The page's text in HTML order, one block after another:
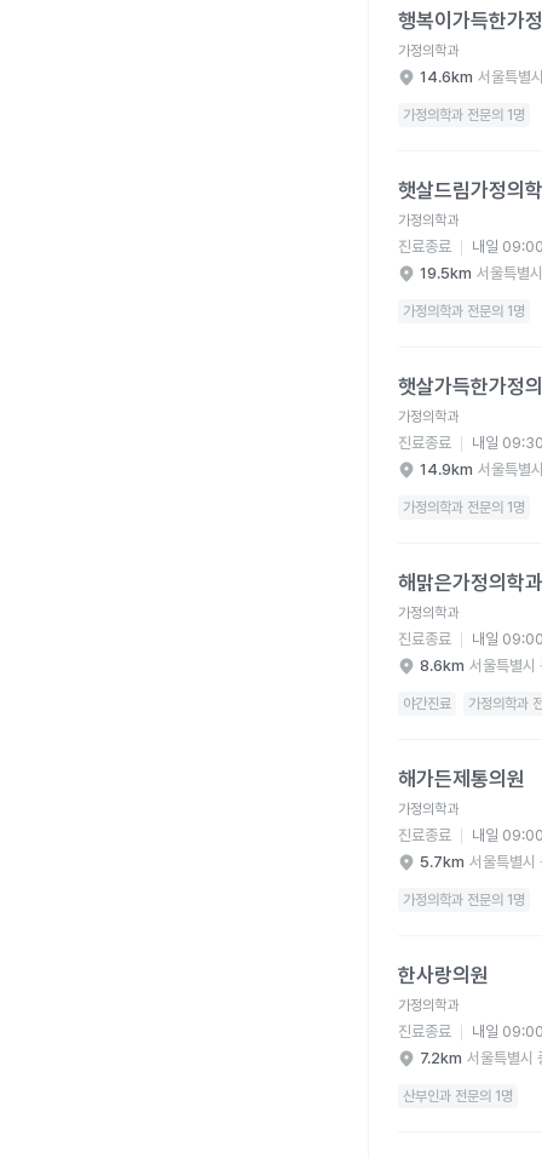
행복이가득한가
가정의학과
14.6km 서울특별
가정의학과 전문의 1명
햇살드림가정의
가정의학과
진료종료
내일
19.5km 서울특별
가정의학과 전문의 1명
햇살가득한가정
가정의학과
진료종료
내일
14.9km 서울특별
가정의학과 전문의 1명
해맑은가정의학
가정의학과
진료종료
내일
8.6km 서울특별시
야간진료 가정의학과
해가든제통의원
가정의학과
진료종료
내일
5.7km 서울특별시
가정의학과 전문의 1명
한사랑의원
가정의학과
진료종료
내일
7.2km 서울특별시
산부인과 전문의 1명